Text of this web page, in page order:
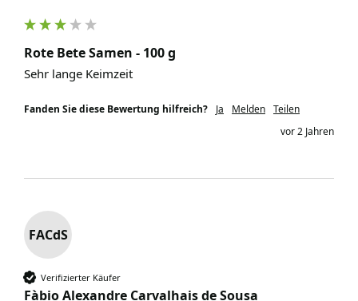
Rote Bete Samen - 100 g
Sehr lange Keimzeit
Fanden Sie diese Bewertung hilfreich? Ja Melden Teilen
vor 2 Jahren
FACdS
Verifizierter Käufer
Fàbio Alexandre Carvalhais de Sousa